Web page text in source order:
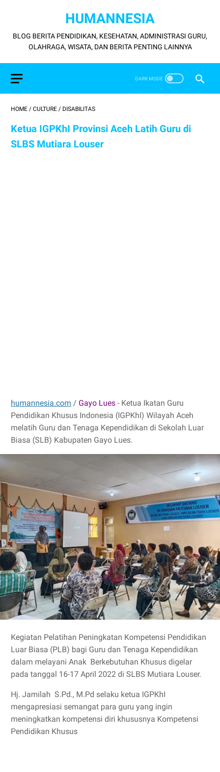
HUMANNESIA
BLOG BERITA PENDIDIKAN, KESEHATAN, ADMINISTRASI GURU,
OLAHRAGA, WISATA, DAN BERITA PENTING LAINNYA
HOME / CULTURE / DISABILITAS
Ketua IGPKhI Provinsi Aceh Latih Guru di
SLBS Mutiara Louser
humannesia.com / Gayo Lues - Ketua Ikatan Guru
Pendidikan Khusus Indonesia (IGPKhI) Wilayah Aceh
melatih Guru dan Tenaga Kependidikan di Sekolah Luar
Biasa (SLB) Kabupaten Gayo Lues.
Kegiatan Pelatihan Peningkatan Kompetensi Pendidikan
Luar Biasa (PLB) bagi Guru dan Tenaga Kependidikan
dalam melayani Anak Berkebutuhan Khusus digelar
pada tanggal 16-17 April 2022 di SLBS Mutiara Louser.
Hj. Jamilah S.Pd., M.Pd selaku ketua IGPKhI
mengapresiasi semangat para guru yang ingin
meningkatkan kompetensi diri khususnya Kompetensi
Pendidikan Khusus